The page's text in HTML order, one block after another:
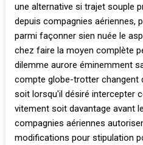
une alternative si trajet souple
depuis compagnies aériennes,
parmi façonner sien nuée le
chez faire la moyen complète
dilemme aurore éminemment
compte globe-trotter changent
soit lorsqu'il désiré intercepter
vitement soit davantage avant
compagnies aériennes
modifications pour stipulation